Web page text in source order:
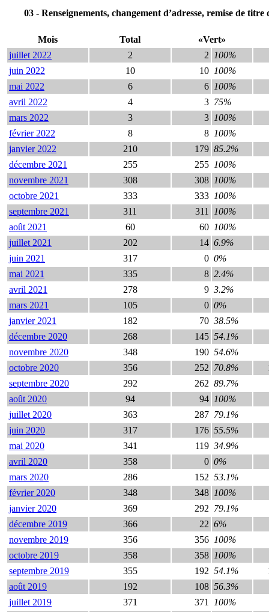
03 - Renseignements, changement d’adresse, remise de
Mois Total
«Vert»
juillet 2022
2 2
100%
juin 2022
10 10 100%
mai 2022
6 6 100%
avril 2022
4 3 75%
mars 2022
3 3 100%
février 2022
8 8 100%
janvier 2022
210 179 85.2%
décembre 2021
255 255 100%
novembre 2021
308 308 100%
octobre 2021
333 333 100%
septembre 2021
311 311
100%
août 2021
60 60 100%
juillet 2021
202 14 6.9%
juin 2021
317 0 0%
mai 2021
335 8 2.4%
avril 2021
278 9 3.2%
mars 2021
105 0 0%
janvier 2021
182 70 38.5%
décembre 2020
268 145 54.1%
novembre 2020
348 190 54.6%
octobre 2020
356 252 70.8%
septembre 2020
292 262 89.7%
août 2020
94 94 100%
juillet 2020
363 287 79.1%
juin 2020
317 176 55.5%
mai 2020
341 119 34.9%
avril 2020
358 0 0%
mars 2020
286 152 53.1%
février 2020
348 348 100%
janvier 2020
369 292 79.1%
décembre 2019
366 22 6%
novembre 2019
356 356 100%
octobre 2019
358 358 100%
septembre 2019
355 192 54.1%
août 2019
192 108 56.3%
juillet 2019
371 371
100%